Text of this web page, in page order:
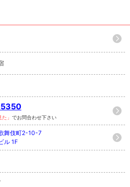
」 でお問合わせ下さい
舞伎町2-10-7
ル 1F